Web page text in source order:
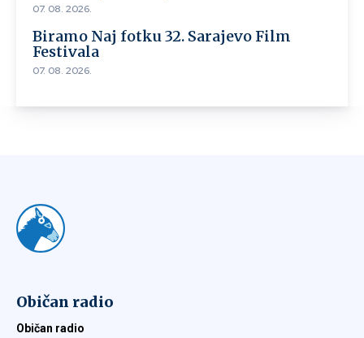
07. 08. 2026.
Biramo Naj fotku 32. Sarajevo Film
Festivala
07. 08. 2026.
Običan radio
Običan radio